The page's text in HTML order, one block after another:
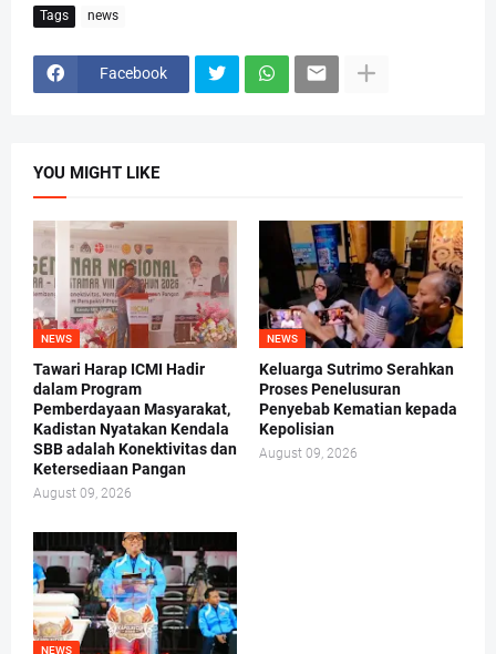
Tags news
Facebook
YOU MIGHT LIKE
NEWS
Tawari Harap ICMI Hadir
dalam Program
Pemberdayaan Masyarakat,
Kadistan Nyatakan Kendala
SBB adalah Konektivitas dan
Ketersediaan Pangan
August 09, 2026
NEWS
Keluarga Sutrimo Serahkan
Proses Penelusuran
Penyebab Kematian kepada
Kepolisian
August 09, 2026
NEWS